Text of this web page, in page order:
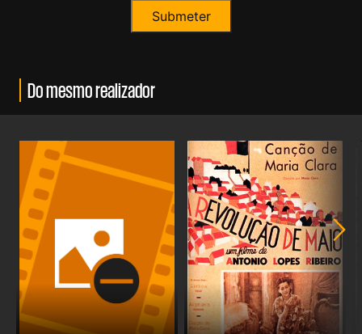
Do mesmo realizador